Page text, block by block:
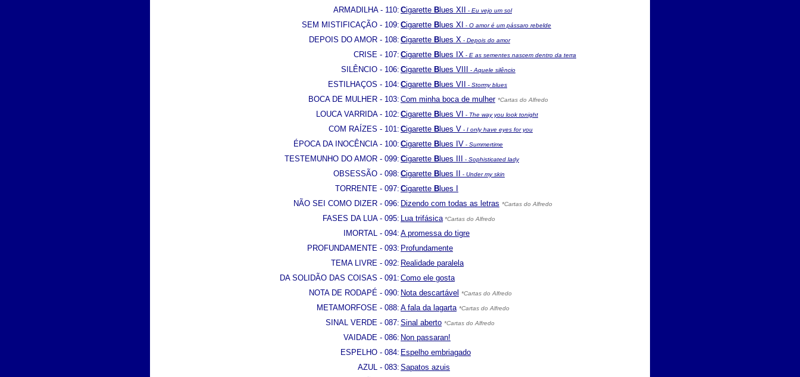
ARMADILHA - 110: Cigarette B lues XII - Eu vejo um sol
SEM MISTIFICAÇÃO - 109: Cigarette B lues XI - O amor é um pássaro rebelde
DEPOIS DO AMOR - 108: Cigarette B lues X - Depois do amor
CRISE - 107: Cigarette B lues IX - E as sementes nascem dentro da terra
SILÊNCIO - 106: Cigarette B lues VIII - Aquele silêncio
ESTILHAÇOS - 104: Cigarette B lues VII - Stormy blues
BOCA DE MULHER - 103: Com minha boca de mulher *Cartas do Alfredo
LOUCA VARRIDA - 102: Cigarette B lues VI - The way you look tonight
COM RAÍZES - 101: Cigarette B lues V - I only have eyes for you
ÉPOCA DA INOCÊNCIA - 100: Cigarette B lues IV - Summertime
TESTEMUNHO DO AMOR - 099: Cigarette B lues III - Sophisticated lady
OBSESSÃO - 098: Cigarette B lues II - Under my skin
TORRENTE - 097: Cigarette B lues I
NÃO SEI COMO DIZER - 096: Dizendo com todas as letras *Cartas do Alfredo
FASES DA LUA - 095: Lua trifásica *Cartas do Alfredo
IMORTAL - 094: A promessa do tigre
PROFUNDAMENTE - 093: Profundamente
TEMA LIVRE - 092: Realidade paralela
DA SOLIDÃO DAS COISAS - 091: Como ele gosta
NOTA DE RODAPÉ - 090: Nota descartável *Cartas do Alfredo
METAMORFOSE - 088: A fala da lagarta *Cartas do Alfredo
SINAL VERDE - 087: Sinal aberto *Cartas do Alfredo
VAIDADE - 086: Non passaran!
ESPELHO - 084: Espelho embriagado
AZUL - 083: Sapatos azuis